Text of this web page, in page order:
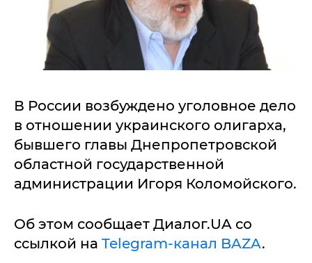
В России возбуждено уголовное дело
в отношении украинского олигарха,
бывшего главы Днепропетровской
областной государственной
администрации Игоря Коломойского.
Об этом сообщает Диалог.UA со
ссылкой на Telegram-канал BAZA.